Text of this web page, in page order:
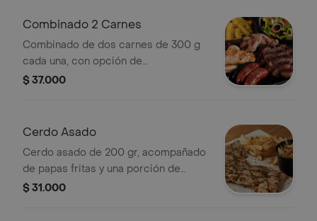
Combinado 2 Carnes
Combinado de dos carnes de 300 g
cada una, con opción de
acompañamiento. Incluye chorizo,
ensalada.
$ 37.000
Cerdo Asado
Cerdo asado de 200 gr, acompañado
de papas fritas y una porción de
fideos. Opción de elegir otro
$ 31.000